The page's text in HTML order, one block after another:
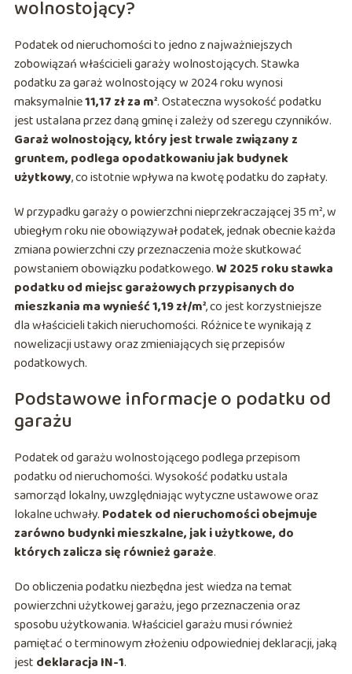
wolnostojący?
Podatek od nieruchomości to jedno z najważniejszych
zobowiązań właścicieli garaży wolnostojących. Stawka
podatku za garaż wolnostojący w 2024 roku wynosi
maksymalnie11,17 zł za m². Ostateczna wysokość podatku
jest ustalana przez daną gminę i zależy od szeregu czynników.
Garaż wolnostojący, który jest trwale związany z
gruntem, podlega opodatkowaniu jak budynek
użytkowy, co istotnie wpływa na kwotę podatku do zapłaty.
W przypadku garaży o powierzchni nieprzekraczającej 35 m², w
ubiegłym roku nie obowiązywał podatek, jednak obecnie każda
zmiana powierzchni czy przeznaczenia może skutkować
powstaniem obowiązku podatkowego.W 2025 roku stawka
podatku od miejsc garażowych przypisanych do
mieszkania ma wynieść 1,19 zł/m², co jest korzystniejsze
dla właścicieli takich nieruchomości. Różnice te wynikają z
nowelizacji ustawy oraz zmieniających się przepisów
podatkowych.
Podstawowe informacje o podatku od
garażu
Podatek od garażu wolnostojącego podlega przepisom
podatku od nieruchomości. Wysokość podatku ustala
samorząd lokalny, uwzględniając wytyczne ustawowe oraz
lokalne uchwały. Podatek od nieruchomości obejmuje
zarówno budynki mieszkalne, jak i użytkowe, do
których zalicza się również garaże.
Do obliczenia podatku niezbędna jest wiedza na temat
powierzchni użytkowej garażu, jego przeznaczenia oraz
sposobu użytkowania. Właściciel garażu musi również
pamiętać o terminowym złożeniu odpowiedniej deklaracji, jaką
jest deklaracja IN-1.